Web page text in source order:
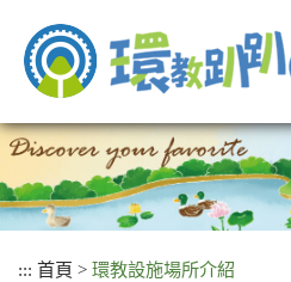
容
塊
::: 首頁 > 環教設施場所介紹